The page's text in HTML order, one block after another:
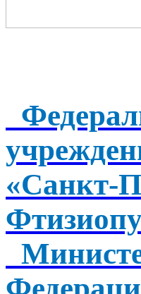
«Санкт-